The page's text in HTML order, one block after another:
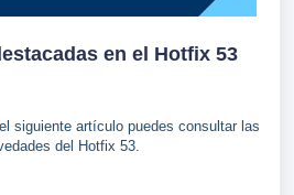
en el Hotfix 53
siguiente artículo puedes consultar las
del Hotfix 53.